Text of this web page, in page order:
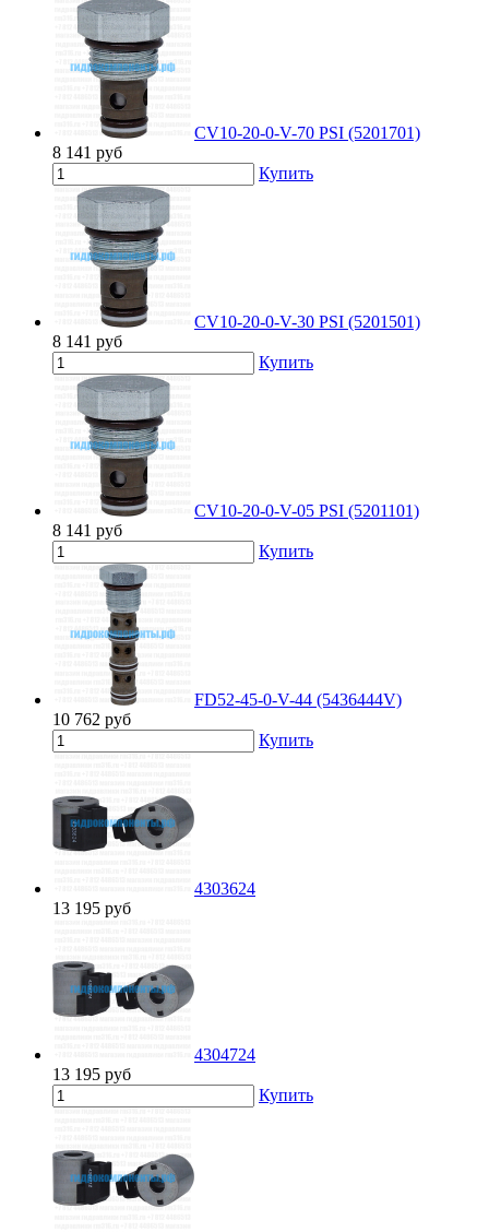
CV10-20-0-V-70 PSI (5201701)
8 141 руб
Купить
CV10-20-0-V-30 PSI (5201501)
8 141 руб
Купить
CV10-20-0-V-05 PSI (5201101)
8 141 руб
Купить
FD52-45-0-V-44 (5436444V)
10 762 руб
Купить
4303624
13 195 руб
4304724
13 195 руб
Купить